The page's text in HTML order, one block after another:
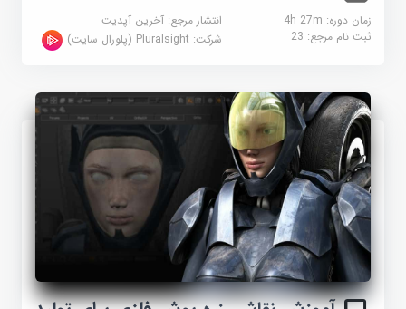
زمان دوره: 4h 27m
انتشار مرجع:آخرین آپدیت
ثبت نام مرجع:23 شرکت:Pluralsight (پلورال سایت)